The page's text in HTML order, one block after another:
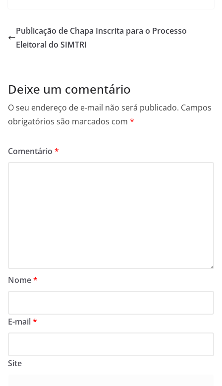
Publicação de Chapa Inscrita para o Processo
Eleitoral do SIMTRI
Deixe um comentário
O seu endereço de e-mail não será publicado. Campos
obrigatórios são marcados com *
Comentário *
Nome*
E-mail*
Site